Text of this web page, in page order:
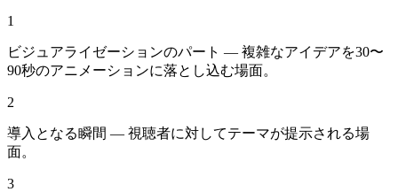
1
ビジュアライゼーションのパート — 複雑なアイデアを30〜
90秒のアニメーションに落とし込む場面。
2
導入となる瞬間 — 視聴者に対してテーマが提示される場
面。
3